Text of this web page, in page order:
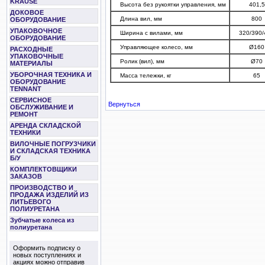
ДОКОВОЕ
ОБОРУДОВАНИЕ
УПАКОВОЧНОЕ
ОБОРУДОВАНИЕ
РАСХОДНЫЕ
УПАКОВОЧНЫЕ
МАТЕРИАЛЫ
УБОРОЧНАЯ ТЕХНИКА И
ОБОРУДОВАНИЕ
TENNANT
СЕРВИСНОЕ
ОБСЛУЖИВАНИЕ И
РЕМОНТ
АРЕНДА СКЛАДСКОЙ
ТЕХНИКИ
ВИЛОЧНЫЕ ПОГРУЗЧИКИ
И СКЛАДСКАЯ ТЕХНИКА
Б/У
КОМПЛЕКТОВЩИКИ
ЗАКАЗОВ
ПРОИЗВОДСТВО И
ПРОДАЖА ИЗДЕЛИЙ ИЗ
ЛИТЬЕВОГО
ПОЛИУРЕТАНА
Зубчатые колеса из
полиуретана
Оформить подписку о
новых поступлениях и
акциях можно отправив
Высота без рукоятки управления, мм 401,5
Длина вил, мм 800
Ширина с вилами, мм 320/390/
Управляющее колесо, мм Ø160
Ролик (вил), мм Ø70
Масса тележки, кг 65
Вернуться